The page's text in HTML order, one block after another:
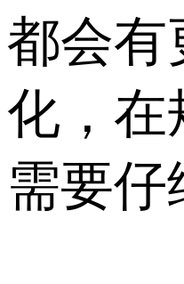
都会有
化，在
需要仔